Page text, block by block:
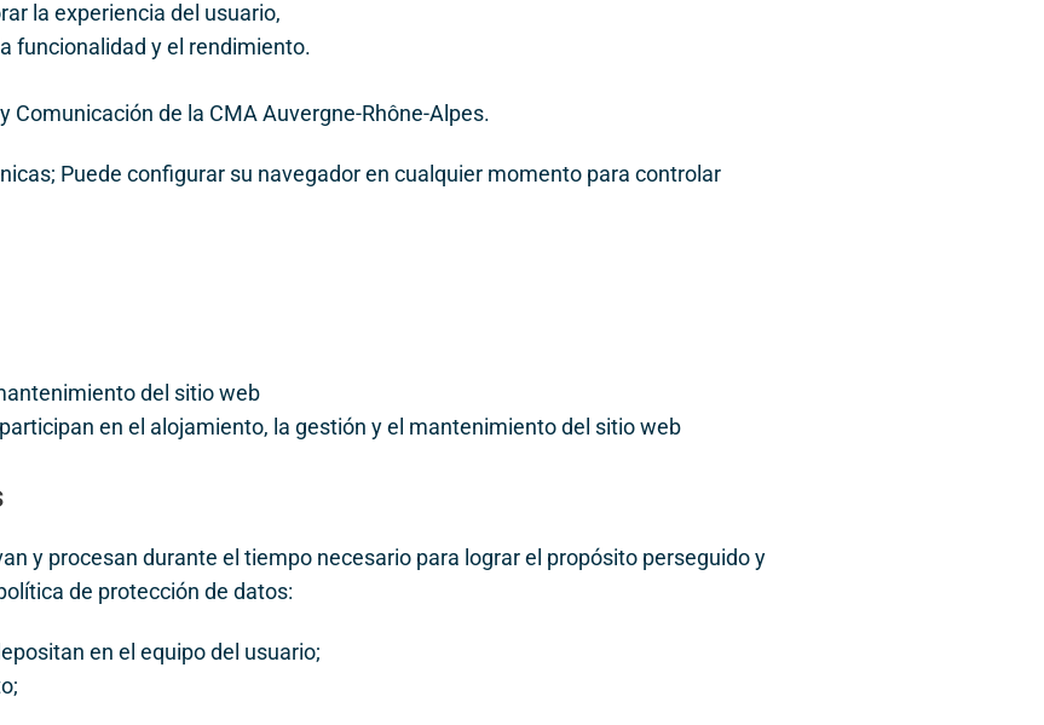
la experiencia del usuario,
funcionalidad y el rendimiento.
de la CMA Auvergne-Rhône-Alpes.
Puede configurar su navegador en cualquier momento para controlar
del sitio web
en el alojamiento, la gestión y el mantenimiento del sitio web
y procesan durante el tiempo necesario para lograr el propósito perseguido y
de protección de datos:
en el equipo del usuario;